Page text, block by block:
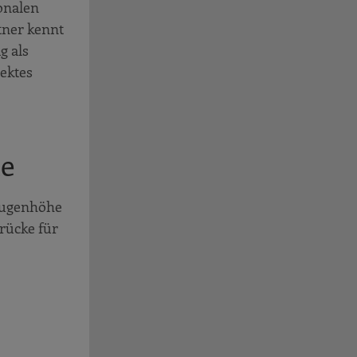
kennt
als
für